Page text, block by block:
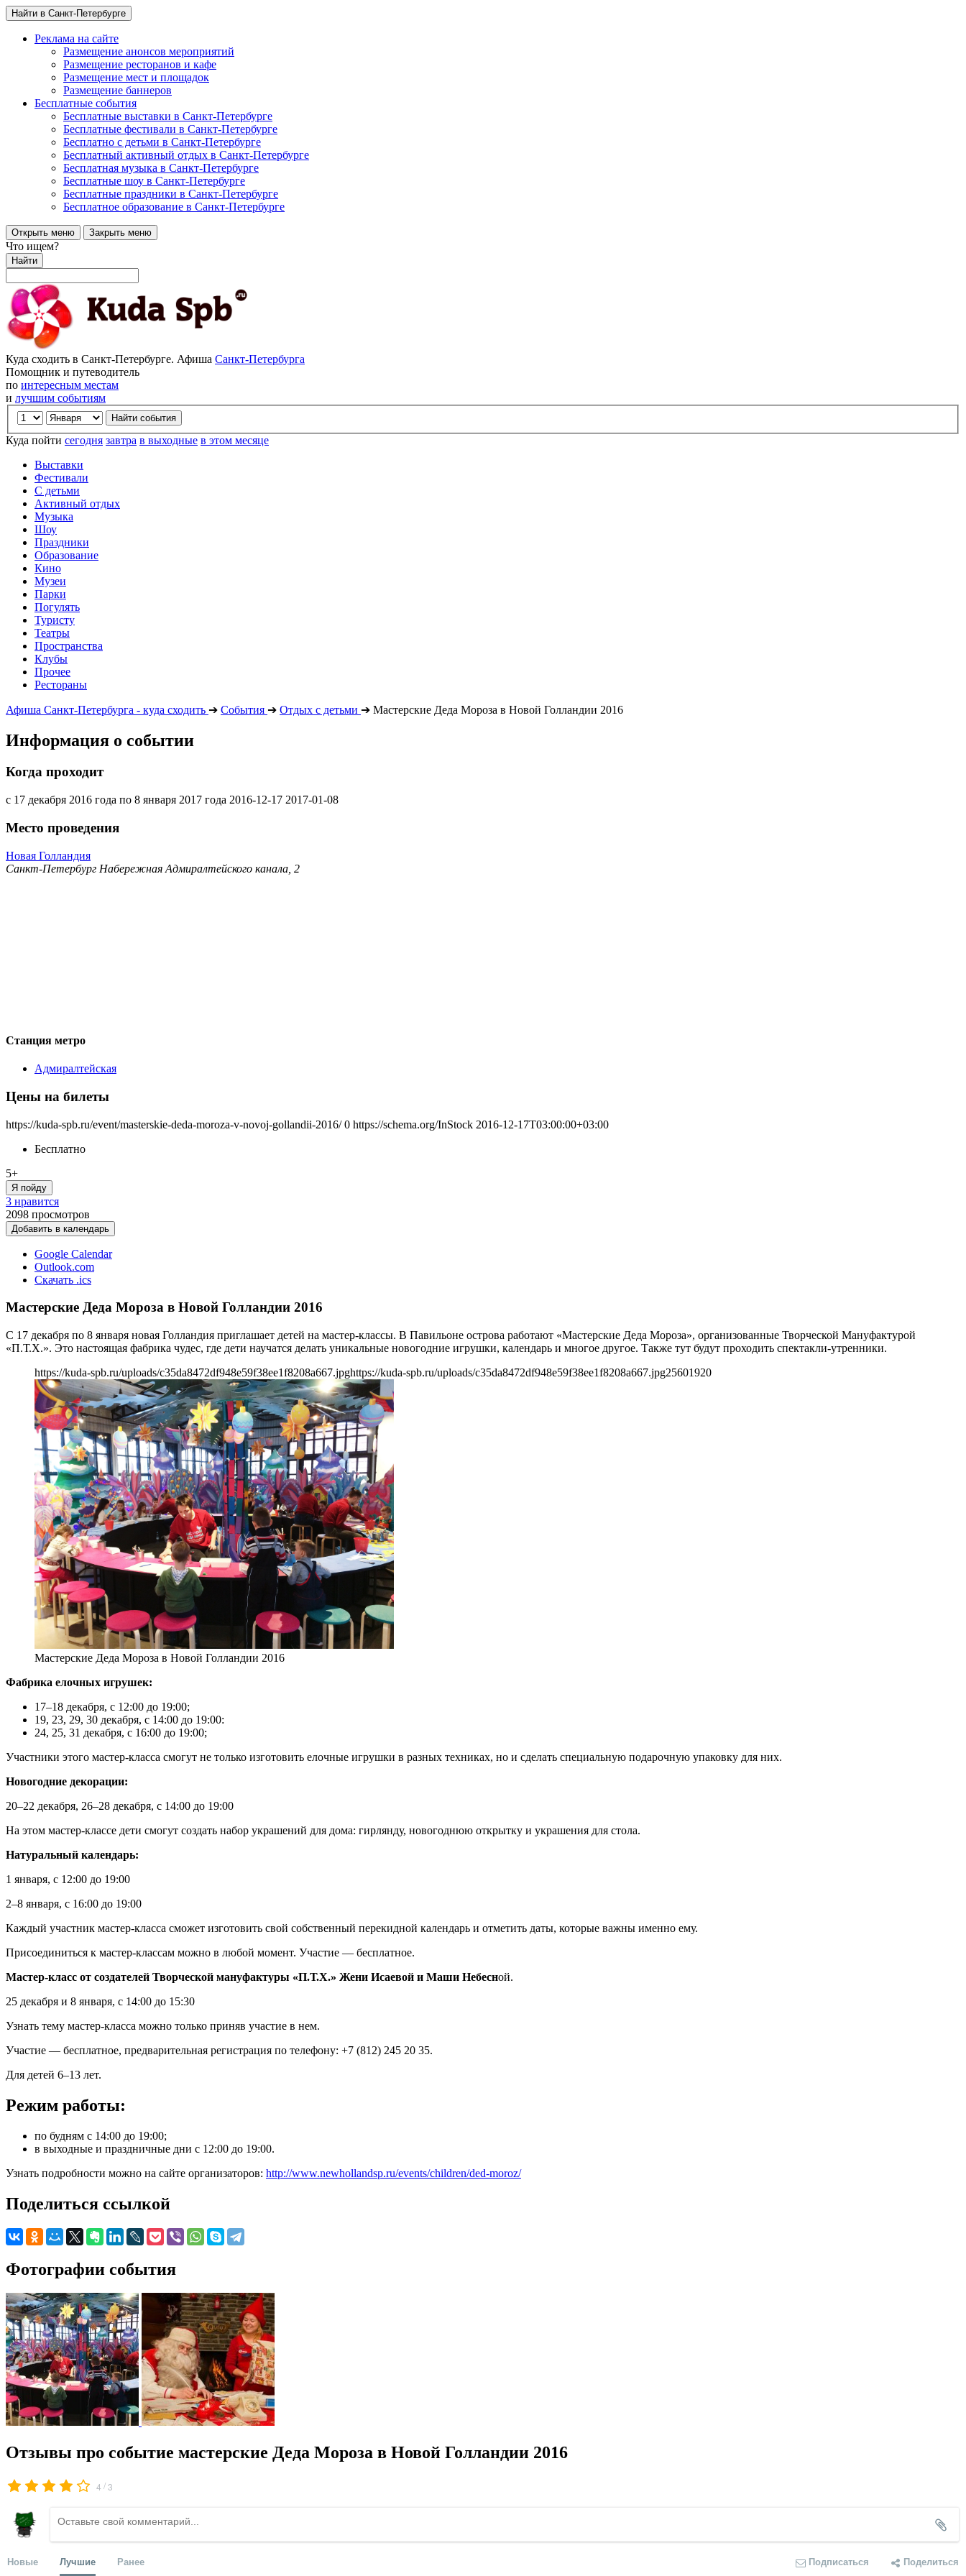
Найти в Санкт-Петербурге
Реклама на сайте
Размещение анонсов мероприятий
Размещение ресторанов и кафе
Размещение мест и площадок
Размещение баннеров
Бесплатные события
Бесплатные выставки в Санкт-Петербурге
Бесплатные фестивали в Санкт-Петербурге
Бесплатно с детьми в Санкт-Петербурге
Бесплатный активный отдых в Санкт-Петербурге
Бесплатная музыка в Санкт-Петербурге
Бесплатные шоу в Санкт-Петербурге
Бесплатные праздники в Санкт-Петербурге
Бесплатное образование в Санкт-Петербурге
Открыть меню Закрыть меню
Что ищем?
Найти
Куда сходить в Санкт-Петербурге. Афиша Санкт-Петербурга
Помощник и путеводитель
по интересным местам
и лучшим событиям
Куда пойти сегодня завтра в выходные в этом месяце
Выставки
Фестивали
С детьми
Активный отдых
Музыка
Шоу
Праздники
Образование
Кино
Музеи
Парки
Погулять
Туристу
Театры
Пространства
Клубы
Прочее
Рестораны
Афиша Санкт-Петербурга - куда сходить ➔ События ➔ Отдых с детьми ➔ Мастерские Деда Мороза в Новой Голландии 2016
Информация о событии
Когда проходит
с 17 декабря 2016 года по 8 января 2017 года 2016-12-17 2017-01-08
Место проведения
Новая Голландия
Санкт-Петербург Набережная Адмиралтейского канала, 2
Станция метро
Адмиралтейская
Цены на билеты
https://kuda-spb.ru/event/masterskie-deda-moroza-v-novoj-gollandii-2016/ 0 https://schema.org/InStock 2016-12-17T03:00:00+03:00
Бесплатно
5+
Я пойду
3 нравится
2098 просмотров
Добавить в календарь
Google Calendar
Outlook.com
Скачать .ics
Мастерские Деда Мороза в Новой Голландии 2016
С 17 декабря по 8 января новая Голландия приглашает детей на мастер-классы. В Павильоне острова работают «Мастерские Деда Мороза», организованные Творческой Мануфактурой
«П.Т.Х.». Это настоящая фабрика чудес, где дети научатся делать уникальные новогодние игрушки, календарь и многое другое. Также тут будут проходить спектакли-утренники.
https://kuda-spb.ru/uploads/c35da8472df948e59f38ee1f8208a667.jpghttps://kuda-spb.ru/uploads/c35da8472df948e59f38ee1f8208a667.jpg25601920
Мастерские Деда Мороза в Новой Голландии 2016
Фабрика елочных игрушек:
17–18 декабря, с 12:00 до 19:00;
19, 23, 29, 30 декабря, с 14:00 до 19:00:
24, 25, 31 декабря, с 16:00 до 19:00;
Участники этого мастер-класса смогут не только изготовить елочные игрушки в разных техниках, но и сделать специальную подарочную упаковку для них.
Новогодние декорации:
20–22 декабря, 26–28 декабря, с 14:00 до 19:00
На этом мастер-классе дети смогут создать набор украшений для дома: гирлянду, новогоднюю открытку и украшения для стола.
Натуральный календарь:
1 января, с 12:00 до 19:00
2–8 января, с 16:00 до 19:00
Каждый участник мастер-класса сможет изготовить свой собственный перекидной календарь и отметить даты, которые важны именно ему.
Присоединиться к мастер-классам можно в любой момент. Участие — бесплатное.
Мастер-класс от создателей Творческой мануфактуры «П.Т.Х.» Жени Исаевой и Маши Небесной.
25 декабря и 8 января, с 14:00 до 15:30
Узнать тему мастер-класса можно только приняв участие в нем.
Участие — бесплатное, предварительная регистрация по телефону: +7 (812) 245 20 35.
Для детей 6–13 лет.
Режим работы:
по будням с 14:00 до 19:00;
в выходные и праздничные дни с 12:00 до 19:00.
Узнать подробности можно на сайте организаторов: http://www.newhollandsp.ru/events/children/ded-moroz/
Поделиться ссылкой
Фотографии события
Отзывы про событие мастерские Деда Мороза в Новой Голландии 2016
4 /3
Новые Лучшие Ранее Подписаться Поделиться